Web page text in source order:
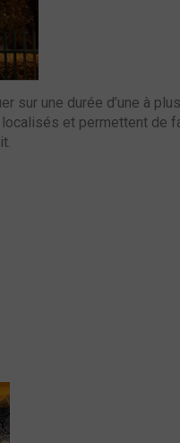
sur une durée d’une à
et permettent de